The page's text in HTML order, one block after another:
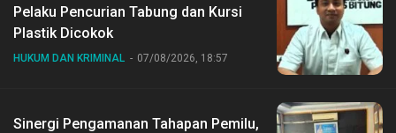
Pelaku Pencurian Tabung dan Kursi
Plastik Dicokok
HUKUM DAN KRIMINAL 07/08/2026, 18:57
Sinergi Pengamanan Tahapan Pemilu,